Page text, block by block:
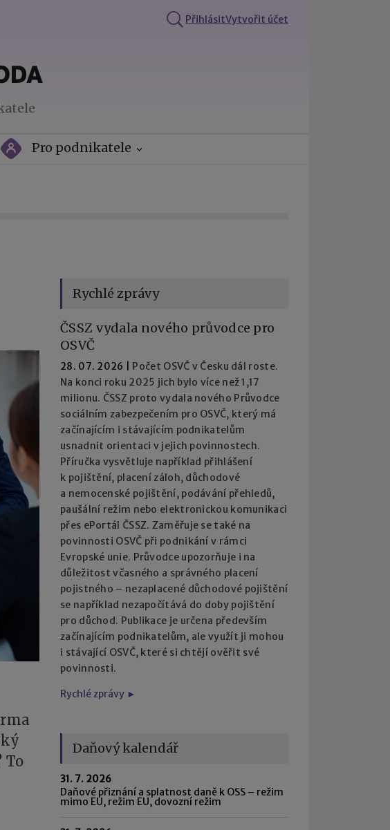
PřihlásitVytvořit účet
Pro podnikatele
To
Rychlé zprávy
ČSSZ vydala nového průvodce pro
OSVČ
28. 07. 2026
Počet OSVČ v Česku dál roste.
Na konci roku 2025 jich bylo více než 1,17
milionu. ČSSZ proto vydala nového Průvodce
sociálním zabezpečením pro OSVČ, který má
začínajícím i stávajícím podnikatelům
usnadnit orientaci v jejich povinnostech.
Příručka vysvětluje například přihlášení
k pojištění, placení záloh, důchodové
a nemocenské pojištění, podávání přehledů,
paušální režim nebo elektronickou komunikaci
přes ePortál ČSSZ. Zaměřuje se také na
povinnosti OSVČ při podnikání v rámci
Evropské unie. Průvodce upozorňuje i na
důležitost včasného a správného placení
pojistného – nezaplacené důchodové pojištění
se například nezapočítává do doby pojištění
pro důchod. Publikace je určena především
začínajícím podnikatelům, ale využít ji mohou
i stávající OSVČ, které si chtějí ověřit své
povinnosti.
Rychlé zprávy ►
Daňový kalendář
31. 7. 2026
Daňové přiznání a splatnost daně k OSS – režim
mimo EU, režim EU, dovozní režim